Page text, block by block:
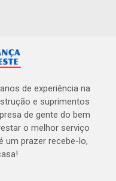
de experiência na
e suprimentos
de gente do bem
o melhor serviço
um prazer recebe-lo,